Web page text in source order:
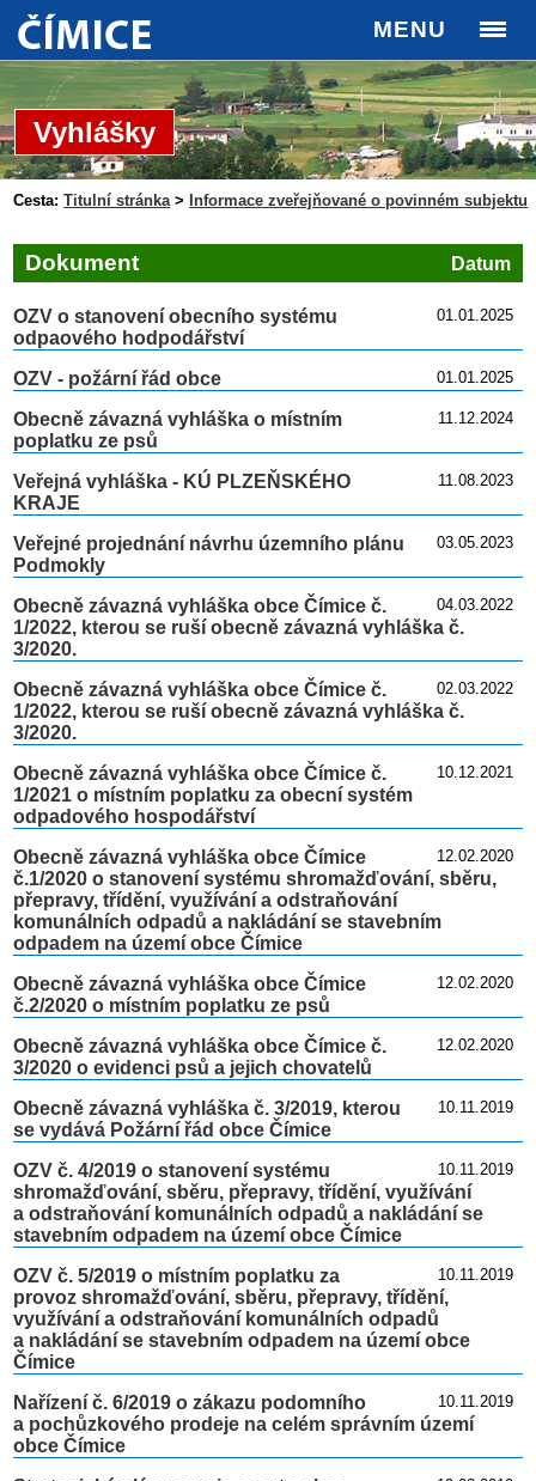
MENU
Vyhlášky
Cesta: Titulní stránka> Informace zveřejňované o povinném subjektu
Datum
Dokument
01.01.2025
OZV o stanovení obecního systému
odpaového hodpodářství
01.01.2025
OZV - požární řád obce
11.12.2024
Obecně závazná vyhláška o místním
poplatku ze psů
11.08.2023
Veřejná vyhláška - KÚ PLZEŇSKÉHO
KRAJE
03.05.2023
Veřejné projednání návrhu územního plánu
Podmokly
04.03.2022
Obecně závazná vyhláška obce Čímice č.
1/2022, kterou se ruší obecně závazná vyhláška č.
3/2020.
02.03.2022
Obecně závazná vyhláška obce Čímice č.
1/2022, kterou se ruší obecně závazná vyhláška č.
3/2020.
10.12.2021
Obecně závazná vyhláška obce Čímice č.
1/2021 o místním poplatku za obecní systém
odpadového hospodářství
12.02.2020
Obecně závazná vyhláška obce Čímice
č.1/2020 o stanovení systému shromažďování, sběru,
přepravy, třídění, využívání a odstraňování
komunálních odpadů a nakládání se stavebním
odpadem na území obce Čímice
12.02.2020
Obecně závazná vyhláška obce Čímice
č.2/2020 o místním poplatku ze psů
12.02.2020
Obecně závazná vyhláška obce Čímice č.
3/2020 o evidenci psů a jejich chovatelů
10.11.2019
Obecně závazná vyhláška č. 3/2019, kterou
se vydává Požární řád obce Čímice
10.11.2019
OZV č. 4/2019 o stanovení systému
shromažďování, sběru, přepravy, třídění, využívání
a odstraňování komunálních odpadů a nakládání se
stavebním odpadem na území obce Čímice
10.11.2019
OZV č. 5/2019 o místním poplatku za
provoz shromažďování, sběru, přepravy, třídění,
využívání a odstraňování komunálních odpadů
a nakládání se stavebním odpadem na území obce
Čímice
10.11.2019
Nařízení č. 6/2019 o zákazu podomního
a pochůzkového prodeje na celém správním území
obce Čímice